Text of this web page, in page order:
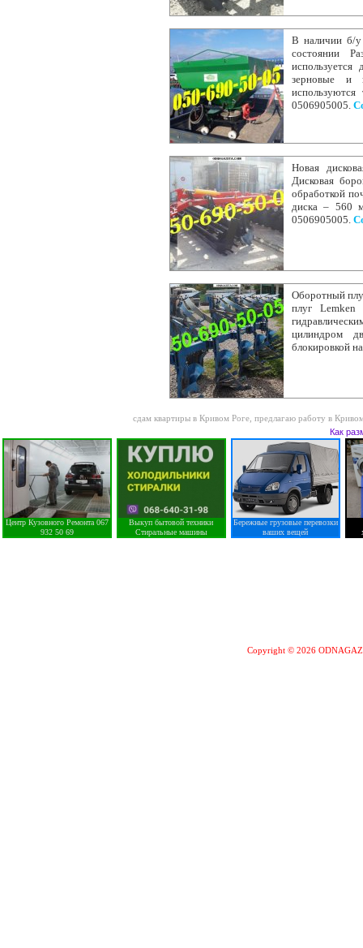
В наличии б/у
состоянии
зерновые и
0506905005.
Новая
Дисковая
обработкой
диска – 560
0506905005.
Оборотный
плуг Lemken
цилиндром
блокировкой
сдам квартиры в Кривом Роге предлагаю работу в
Как
Центр Кузовного Ремонта 067
932 50 69
Выкуп бытовой техники
Стиральные машины
Бережные грузовые перевозки
ваших вещей
Copyright © 2026